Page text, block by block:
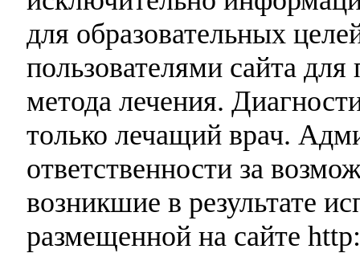
для образовательных
пользователями сайта
метода лечения.
только лечащий врач.
ответственности за
возникшие в результате
размещенной на сайте